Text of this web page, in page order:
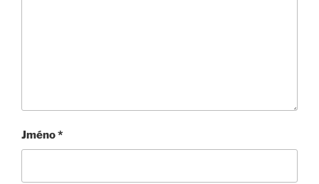
Jméno*